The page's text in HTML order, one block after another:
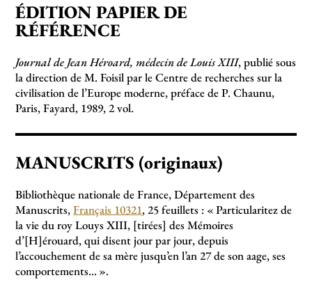
ÉDITION PAPIER DE
RÉFÉRENCE
Journal de Jean Héroard, médecin de Louis XIII, publié sous
la direction de M. Foisil par le Centre de recherches sur la
civilisation de l’Europe moderne, préface de P. Chaunu,
Paris, Fayard, 1989, 2 vol.
MANUSCRITS (originaux)
Bibliothèque nationale de France, Département des
Manuscrits,Français 10321, 25 feuillets : «Particularitez de
la vie du roy Louys XIII, [tirées] des Mémoires
d’[H]érouard, qui disent jour par jour, depuis
l’accouchement de sa mère jusqu’en l’an 27 de son aage, ses
comportements... ».